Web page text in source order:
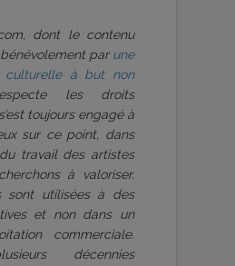
dont le contenu
par une
culturelle à but non
les droits
toujours engagé à
sur ce point, dans
travail des artistes
à valoriser.
sont utilisées à des
et non dans un
commerciale.
décennies